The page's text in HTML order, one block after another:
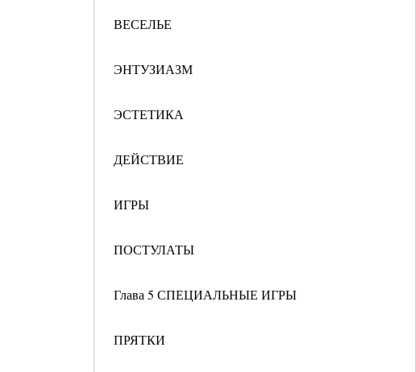
ВЕСЕЛЬЕ
ЭНТУЗИАЗМ
ЭСТЕТИКА
ДЕЙСТВИЕ
ИГРЫ
ПОСТУЛАТЫ
Глава 5 СПЕЦИАЛЬНЫЕ ИГРЫ
ПРЯТКИ